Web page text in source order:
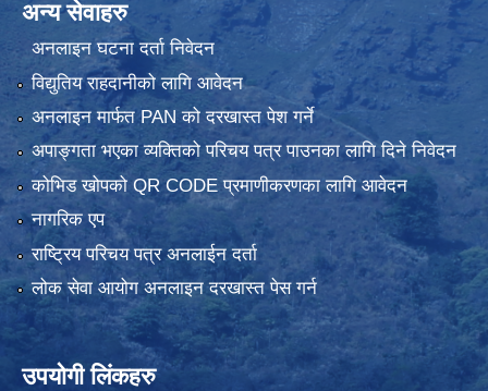
अन्य सेवाहरु
अनलाइन घटना दर्ता निवेदन
विद्युतिय राहदानीको लागि आवेदन
अनलाइन मार्फत PAN को दरखास्त पेश गर्ने
अपाङ्गता भएका व्यक्तिको परिचय पत्र पाउनका लागि दिने निवेदन
कोभिड खोपको QR CODE प्रमाणीकरणका लागि आवेदन
नागरिक एप
राष्ट्रिय परिचय पत्र अनलाईन दर्ता
लोक सेवा आयोग अनलाइन दरखास्त पेस गर्न
उपयोगी लिंकहरु